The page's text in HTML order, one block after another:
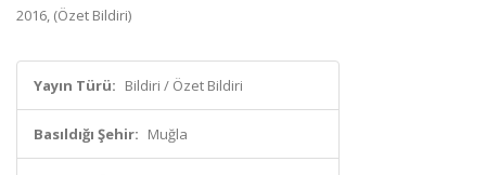
2016, (Özet Bildiri)
Yayın Türü: Bildiri / Özet Bildiri
Basıldığı Şehir: Muğla